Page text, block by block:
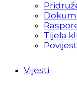
Tijela
Povijest
Vijesti